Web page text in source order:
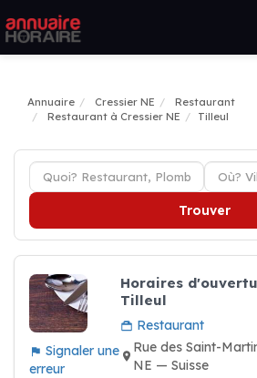
Annuaire Cressier NE
Restaurant
Restaurant à Cressier NE
Tilleul
Trouver
Signaler une
erreur
Horaires
Tilleul
Restaurant
Rue des Saint-
NE — Suisse